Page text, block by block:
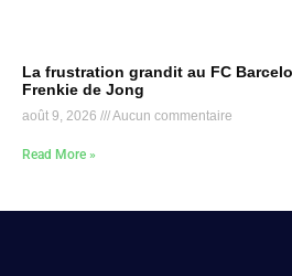
La frustration grandit au FC
Frenkie de Jong
août 9, 2026 Aucun commentaire
Read More »